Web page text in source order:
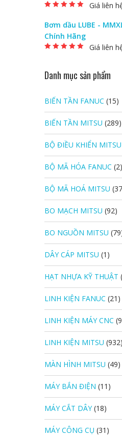
Giá liên
Bơm dầu LUBE -
Chính Hãng
Giá liên
Danh mục sản phẩm
BIẾN TẦN FANUC (15)
BIẾN TẦN MITSU (289)
BỘ ĐIỀU KHIỂN MITSU
BỘ MÃ HÓA FANUC (2)
BỘ MÃ HOÁ MITSU
BO MẠCH MITSU (92)
BO NGUỒN MITSU
DÂY CÁP MITSU (1)
HẠT NHỰA KỸ THUẬT
LINH KIỆN FANUC (21)
LINH KIỆN MÁY CNC
LINH KIỆN MITSU (932)
MÀN HÌNH MITSU (49)
MÁY BẮN ĐIỆN (11)
MÁY CẮT DÂY (18)
MÁY CÔNG CỤ (31)